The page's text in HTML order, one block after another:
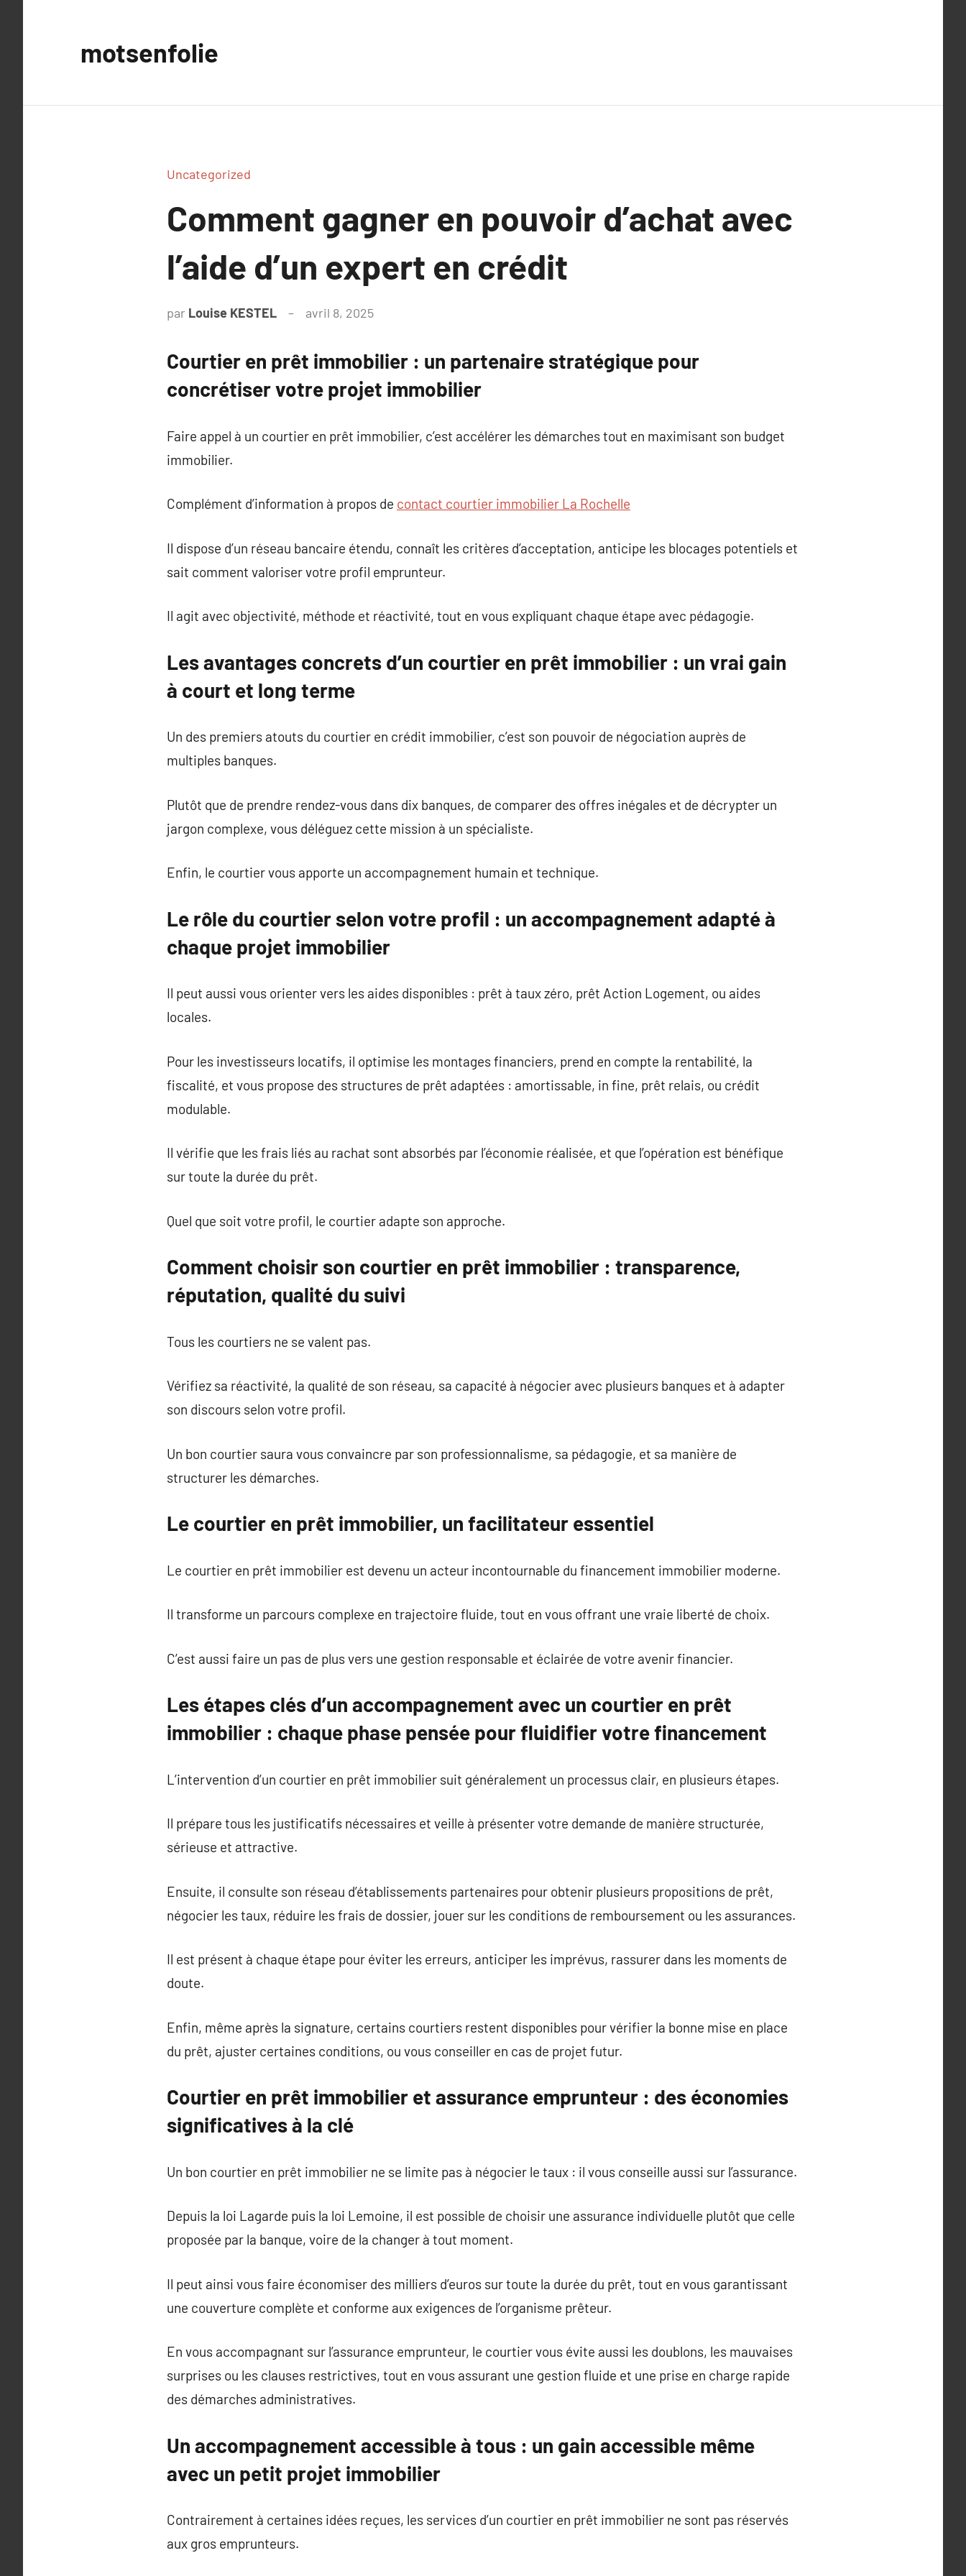
motsenfolie
Uncategorized
Comment gagner en pouvoir d’achat avec
l’aide d’un expert en crédit
par Louise KESTEL avril 8, 2025
Courtier en prêt immobilier : un partenaire stratégique pour
concrétiser votre projet immobilier
Faire appel à un courtier en prêt immobilier, c’est accélérer les démarches tout en maximisant son budget
immobilier.
Complément d’information à propos de contact courtier immobilier La Rochelle
Il dispose d’un réseau bancaire étendu, connaît les critères d’acceptation, anticipe les blocages potentiels et
sait comment valoriser votre profil emprunteur.
Il agit avec objectivité, méthode et réactivité, tout en vous expliquant chaque étape avec pédagogie.
Les avantages concrets d’un courtier en prêt immobilier : un vrai gain
à court et long terme
Un des premiers atouts du courtier en crédit immobilier, c’est son pouvoir de négociation auprès de
multiples banques.
Plutôt que de prendre rendez-vous dans dix banques, de comparer des offres inégales et de décrypter un
jargon complexe, vous déléguez cette mission à un spécialiste.
Enfin, le courtier vous apporte un accompagnement humain et technique.
Le rôle du courtier selon votre profil : un accompagnement adapté à
chaque projet immobilier
Il peut aussi vous orienter vers les aides disponibles : prêt à taux zéro, prêt Action Logement, ou aides
locales.
Pour les investisseurs locatifs, il optimise les montages financiers, prend en compte la rentabilité, la
fiscalité, et vous propose des structures de prêt adaptées : amortissable, in fine, prêt relais, ou crédit
modulable.
Il vérifie que les frais liés au rachat sont absorbés par l’économie réalisée, et que l’opération est bénéfique
sur toute la durée du prêt.
Quel que soit votre profil, le courtier adapte son approche.
Comment choisir son courtier en prêt immobilier : transparence,
réputation, qualité du suivi
Tous les courtiers ne se valent pas.
Vérifiez sa réactivité, la qualité de son réseau, sa capacité à négocier avec plusieurs banques et à adapter
son discours selon votre profil.
Un bon courtier saura vous convaincre par son professionnalisme, sa pédagogie, et sa manière de
structurer les démarches.
Le courtier en prêt immobilier, un facilitateur essentiel
Le courtier en prêt immobilier est devenu un acteur incontournable du financement immobilier moderne.
Il transforme un parcours complexe en trajectoire fluide, tout en vous offrant une vraie liberté de choix.
C’est aussi faire un pas de plus vers une gestion responsable et éclairée de votre avenir financier.
Les étapes clés d’un accompagnement avec un courtier en prêt
immobilier : chaque phase pensée pour fluidifier votre financement
L’intervention d’un courtier en prêt immobilier suit généralement un processus clair, en plusieurs étapes.
Il prépare tous les justificatifs nécessaires et veille à présenter votre demande de manière structurée,
sérieuse et attractive.
Ensuite, il consulte son réseau d’établissements partenaires pour obtenir plusieurs propositions de prêt,
négocier les taux, réduire les frais de dossier, jouer sur les conditions de remboursement ou les assurances.
Il est présent à chaque étape pour éviter les erreurs, anticiper les imprévus, rassurer dans les moments de
doute.
Enfin, même après la signature, certains courtiers restent disponibles pour vérifier la bonne mise en place
du prêt, ajuster certaines conditions, ou vous conseiller en cas de projet futur.
Courtier en prêt immobilier et assurance emprunteur : des économies
significatives à la clé
Un bon courtier en prêt immobilier ne se limite pas à négocier le taux : il vous conseille aussi sur l’assurance.
Depuis la loi Lagarde puis la loi Lemoine, il est possible de choisir une assurance individuelle plutôt que celle
proposée par la banque, voire de la changer à tout moment.
Il peut ainsi vous faire économiser des milliers d’euros sur toute la durée du prêt, tout en vous garantissant
une couverture complète et conforme aux exigences de l’organisme prêteur.
En vous accompagnant sur l’assurance emprunteur, le courtier vous évite aussi les doublons, les mauvaises
surprises ou les clauses restrictives, tout en vous assurant une gestion fluide et une prise en charge rapide
des démarches administratives.
Un accompagnement accessible à tous : un gain accessible même
avec un petit projet immobilier
Contrairement à certaines idées reçues, les services d’un courtier en prêt immobilier ne sont pas réservés
aux gros emprunteurs.